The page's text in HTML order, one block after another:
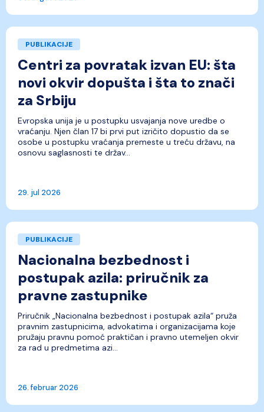
PUBLIKACIJE
Centri za povratak izvan EU: šta
novi okvir dopušta i šta to znači
za Srbiju
Evropska unija je u postupku usvajanja nove uredbe o
vraćanju. Njen član 17 bi prvi put izričito dopustio da se
osobe u postupku vraćanja premeste u treću državu, na
osnovu saglasnosti te držav...
29. jul 2026
PUBLIKACIJE
Nacionalna bezbednost i
postupak azila: priručnik za
pravne zastupnike
Priručnik „Nacionalna bezbednost i postupak azila“ pruža
pravnim zastupnicima, advokatima i organizacijama koje
pružaju pravnu pomoć praktičan i pravno utemeljen okvir
za rad u predmetima azi...
26. februar 2026